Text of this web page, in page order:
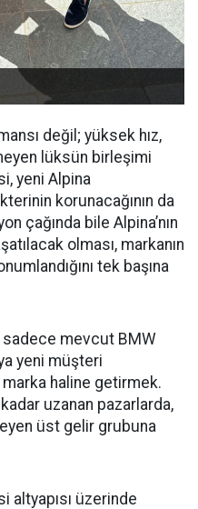
değil; yüksek hız,
lüksün birleşimi
yeni Alpina
korunacağının da
çağında bile Alpina’nın
olması, markanın
tek başına
sadece mevcut BMW
yeni müşteri
haline getirmek.
kadar uzanan pazarlarda,
üst gelir grubuna
altyapısı üzerinde